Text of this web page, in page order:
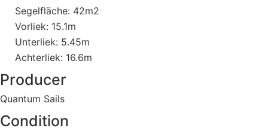
Segelfläche: 42m2
Vorliek: 15.1m
Unterliek: 5.45m
Achterliek: 16.6m
Producer
Quantum Sails
Condition